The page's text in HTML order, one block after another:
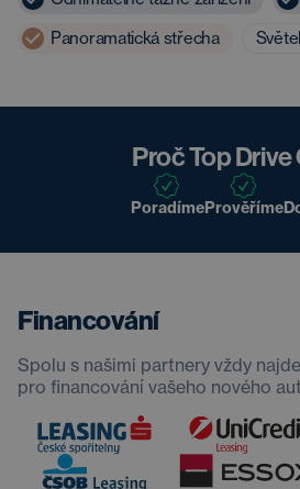
Panoramatická střecha
Proč Top Drive
PoradímePrověříme
Financování
Spolu s našimi partnery vždy
pro financování vašeho nového